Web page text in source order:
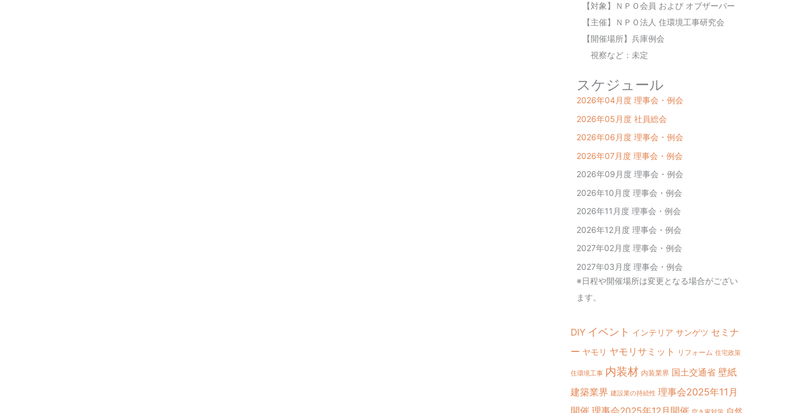
【対象】ＮＰＯ会員 および オブザーバー
【主催】ＮＰＯ法人 住環境工事研究会
【開催場所】兵庫例会
視察など：未定
スケジュール
2026年04月度 理事会・例会
2026年05月度 社員総会
2026年06月度 理事会・例会
2026年07月度 理事会・例会
2026年09月度 理事会・例会
2026年10月度 理事会・例会
2026年11月度 理事会・例会
2026年12月度 理事会・例会
2027年02月度 理事会・例会
2027年03月度 理事会・例会
※日程や開催場所は変更となる場合がござい
ます。
DIY イベント インテリア サンゲツ セミナ
ー ヤモリ ヤモリサミット リフォーム 住宅政策
住環境工事 内装材 内装業界 国土交通省 壁紙
建築業界 建設業の持続性 理事会2025年11月